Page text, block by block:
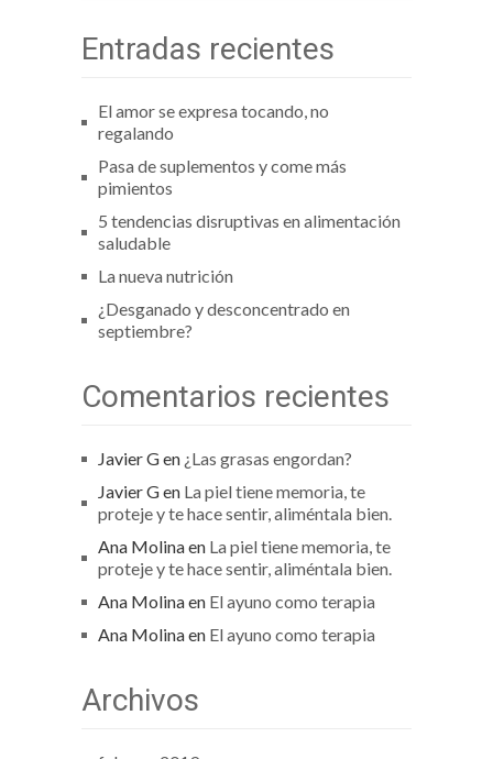
Entradas recientes
El amor se expresa tocando, no
regalando
Pasa de suplementos y come más
pimientos
5 tendencias disruptivas en alimentación
saludable
La nueva nutrición
¿Desganado y desconcentrado en
septiembre?
Comentarios recientes
Javier Gen ¿Las grasas engordan?
Javier Gen La piel tiene memoria, te
proteje y te hace sentir, aliméntala bien.
Ana Molinaen La piel tiene memoria, te
proteje y te hace sentir, aliméntala bien.
Ana Molinaen El ayuno como terapia
Ana Molinaen El ayuno como terapia
Archivos